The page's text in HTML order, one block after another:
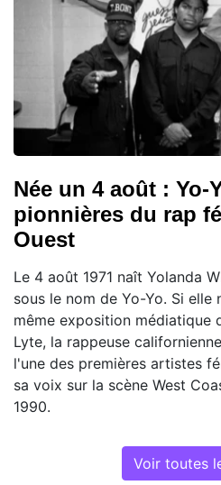
Née un 4 août : Yo-
pionnières du rap
Ouest
Le 4 août 1971 naît Yolanda
sous le nom de Yo-Yo. Si elle
même exposition médiatique
Lyte, la rappeuse
l'une des premières artistes
sa voix sur la scène West
1990.
Voir toutes